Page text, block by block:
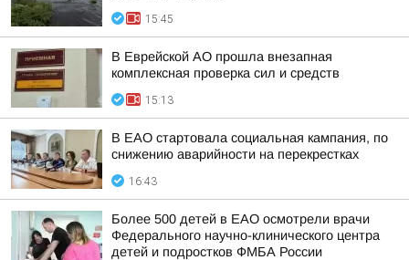
15:45
В Еврейской АО прошла внезапная
комплексная проверка сил и средств
15:13
В ЕАО стартовала социальная кампания, по
снижению аварийности на перекрестках
16:43
Более 500 детей в ЕАО осмотрели врачи
Федерального научно-клинического центра
детей и подростков ФМБА России